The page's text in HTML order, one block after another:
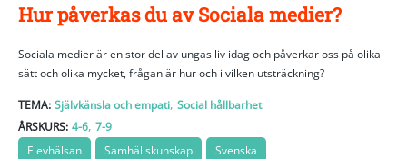
Hur påverkas du av Sociala medier?
Sociala medier är en stor del av ungas liv idag och påverkar oss på olika
sätt och olika mycket, frågan är hur och i vilken utsträckning?
TEMA: Självkänsla och empati, Social hållbarhet
ÅRSKURS: 4-6, 7-9
Elevhälsan
Samhällskunskap Svenska